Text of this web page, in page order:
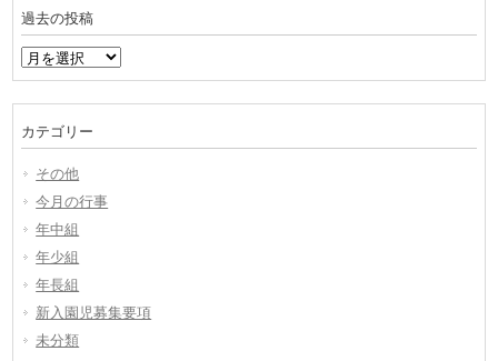
過去の投稿
過
去
稿
カテゴリー
その他
今月の行事
年中組
年少組
年長組
新入園児募集要項
未分類